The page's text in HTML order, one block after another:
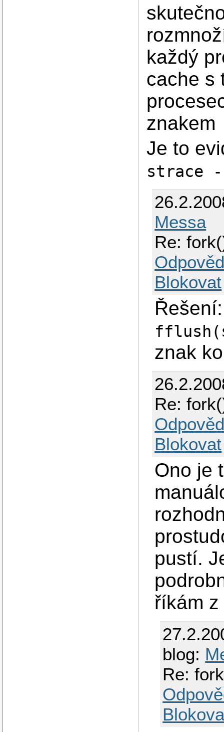
každý
cache s
znakem
Je to
strace
Messa
Re:
Blokovat
znak
Re:
Blokovat
Ono je
pustí.
říkám
blog:
Re: